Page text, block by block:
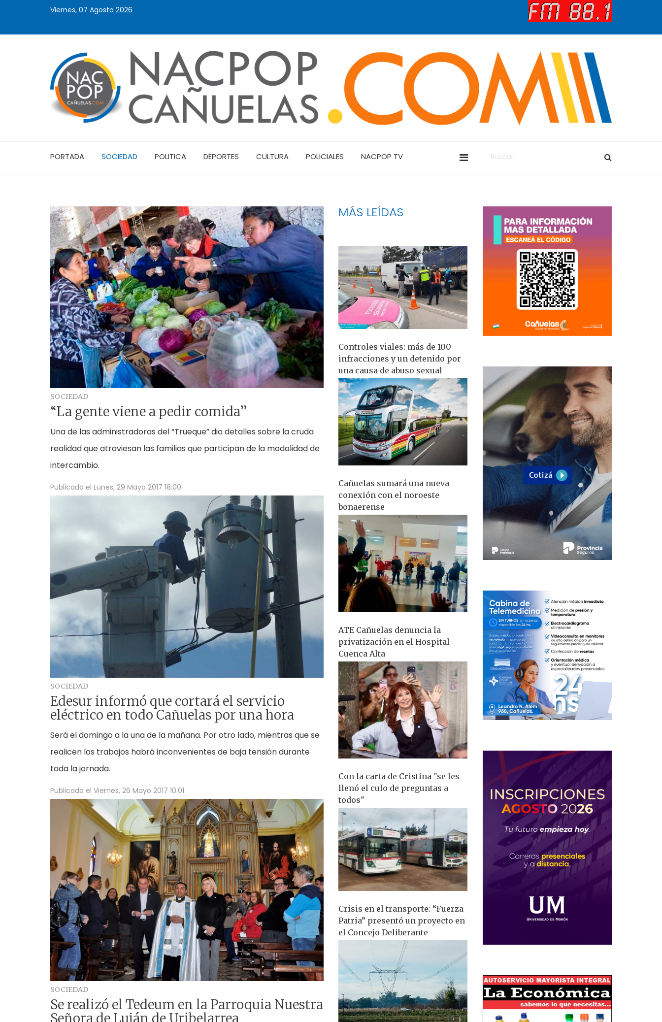
Viernes, 07 Agosto 2026
PORTADA SOCIEDAD POLITICA DEPORTES CULTURA POLICIALES NACPOP TV
SOCIEDAD
“La gente viene a pedir comida”
Una de las administradoras del “Trueque” dio detalles sobre la cruda
realidad que atraviesan las familias que participan de la modalidad de
intercambio.
Publicado el Lunes, 29 Mayo 2017 18:00
SOCIEDAD
Edesur informó que cortará el servicio
eléctrico en todo Cañuelas por una hora
Será el domingo a la una de la mañana. Por otro lado, mientras que se
realicen los trabajos habrá inconvenientes de baja tensión durante
toda la jornada.
Publicado el Viernes, 26 Mayo 2017 10:01
SOCIEDAD
Se realizó el Tedeum en la Parroquia Nuestra
Señora de Luján de Uribelarrea
MÁS LEÍDAS
Controles viales: más de 100
infracciones y un detenido por
una causa de abuso sexual
Cañuelas sumará una nueva
conexión con el noroeste
bonaerense
ATE Cañuelas denuncia la
privatización en el Hospital
Cuenca Alta
Con la carta de Cristina "se les
llenó el culo de preguntas a
todos"
Crisis en el transporte: “Fuerza
Patria” presentó un proyecto en
el Concejo Deliberante